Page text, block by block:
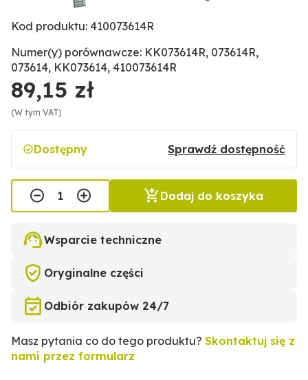
Kod produktu: 410073614R
Numer(y) porównawcze: KK073614R, 073614R,
073614, KK073614, 410073614R
89,15 zł
(W tym VAT)
Dostępny Sprawdź dostępność
Dodaj do koszyka
Wsparcie techniczne
Oryginalne części
Odbiór zakupów 24/7
Masz pytania co do tego produktu? Skontaktuj się z
nami przez formularz